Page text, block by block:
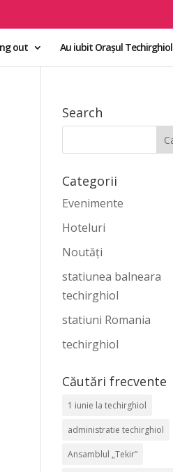
out Au iubit Orașul Techirghiol
Search
Categorii
Evenimente
Hoteluri
Noutăți
statiunea balneara
techirghiol
statiuni Romania
techirghiol
Căutări frecvente
1 iunie la techirghiol
administratie techirghiol
Ansamblul „Tekir”